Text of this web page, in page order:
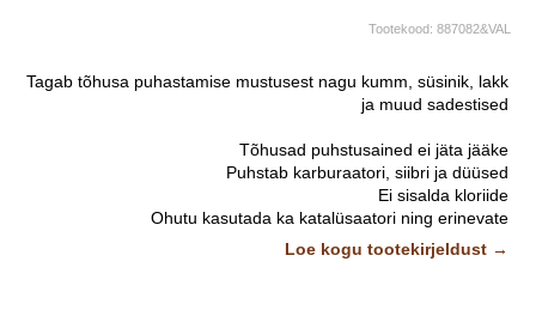
Tootekood: 887082&VAL
Tagab tõhusa puhastamise mustusest nagu kumm, süsinik, lakk
ja muud sadestised
Tõhusad puhstusained ei jäta jääke
Puhstab karburaatori, siibri ja düüsed
Ei sisalda kloriide
Ohutu kasutada ka katalüsaatori ning erinevate
elektrooniliste ja mehaaniliste andurite puhul
Väga hea ja ohutu ''kevadine'' käivitusabi mootorratastele,
Loe kogu tootekirjeldust →